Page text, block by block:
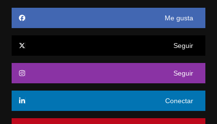
Me gusta
Seguir
Seguir
Conectar